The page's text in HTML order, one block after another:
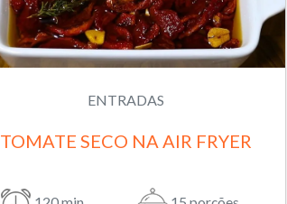
ENTRADAS
TOMATE SECO NA AIR FRYER